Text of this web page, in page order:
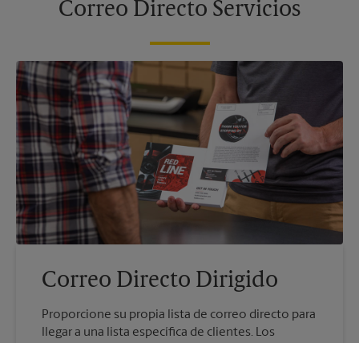
Correo Directo Servicios
Correo Directo Dirigido
Proporcione su propia lista de correo directo para
llegar a una lista específica de clientes. Los